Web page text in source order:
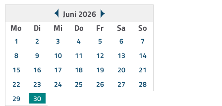
Juni 2026
Mo
Di Mi Do Fr Sa So
1 2 3 4 5 6
7
8
9 10 11 12 13
14
15
16 17 18 19 20
21
22
23 24 25 26 27
28
29
30